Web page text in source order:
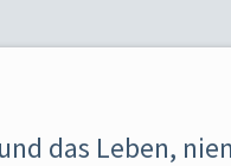
das Leben,